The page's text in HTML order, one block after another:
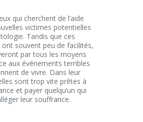
qui cherchent de l’aide
victimes potentielles
Tandis que ces
souvent peu de facilités,
par tous les moyens
aux événements terribles
de vivre. Dans leur
sont trop vite prêtes à
et payer quelqu’un qui
leur souffrance.